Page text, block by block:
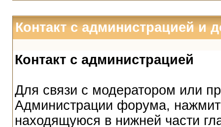
Контакт с администрацией и
Контакт с администрацией
Для связи с модератором или
Администрации форума,
находящуюся в нижней части